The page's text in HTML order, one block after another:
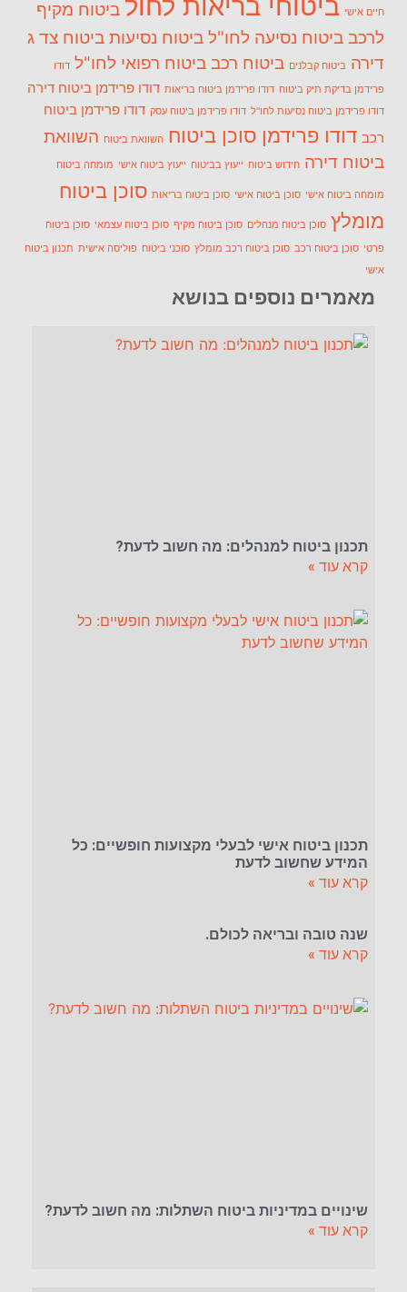
חיים אישי
ביטוח מקיף
לרכב ביטוח נסיעה לחו"ל ביטוח נסיעות ביטוח צד ג
דירה ביטוח קבלנים ביטוח רכב ביטוח רפואי לחו"ל דודו
פרידמן בדיקת תיק ביטוח דודו פרידמן ביטוח בריאות דודו פרידמן ביטוח דירה
דודו פרידמן ביטוח נסיעות לחו"ל דודו פרידמן ביטוח עסק דודו פרידמן ביטוח
רכב דודו פרידמן סוכן ביטוח השוואת ביטוח השוואת
ביטוח דירה חידוש ביטוח ייעוץ בביטוח ייעוץ ביטוח אישי מומחה ביטוח
מומחה ביטוח אישי סוכן ביטוח אישי סוכן ביטוח בריאות סוכן ביטוח
מומלץ סוכן ביטוח מנהלים סוכן ביטוח מקיף סוכן ביטוח עצמאי סוכן ביטוח
פרטי סוכן ביטוח רכב סוכן ביטוח רכב מומלץ סוכני ביטוח פוליסה אישית תכנון ביטוח
אישי
מאמרים נוספים בנושא
תכנון ביטוח למנהלים: מה חשוב לדעת?
קרא עוד »
תכנון ביטוח אישי לבעלי מקצועות חופשיים: כל
המידע שחשוב לדעת
קרא עוד »
שנה טובה ובריאה לכולם.
קרא עוד »
שינויים במדיניות ביטוח השתלות: מה חשוב לדעת?
קרא עוד »